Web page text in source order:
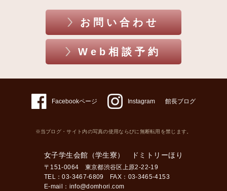
お問い合わせ
Web相談予約
Facebookページ Instagram 館長ブログ
※当ブログ・サイト内の写真の使用ならびに無断転用を禁じます。
女子学生会館（学生寮） ドミトリーほり
〒151-0064 東京都渋谷区上原2-22-19
TEL：03-3467-6809 FAX：03-3465-4153
E-mail： info@domhori.com